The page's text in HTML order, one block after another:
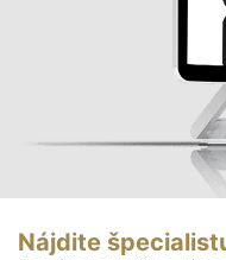
Nájdite